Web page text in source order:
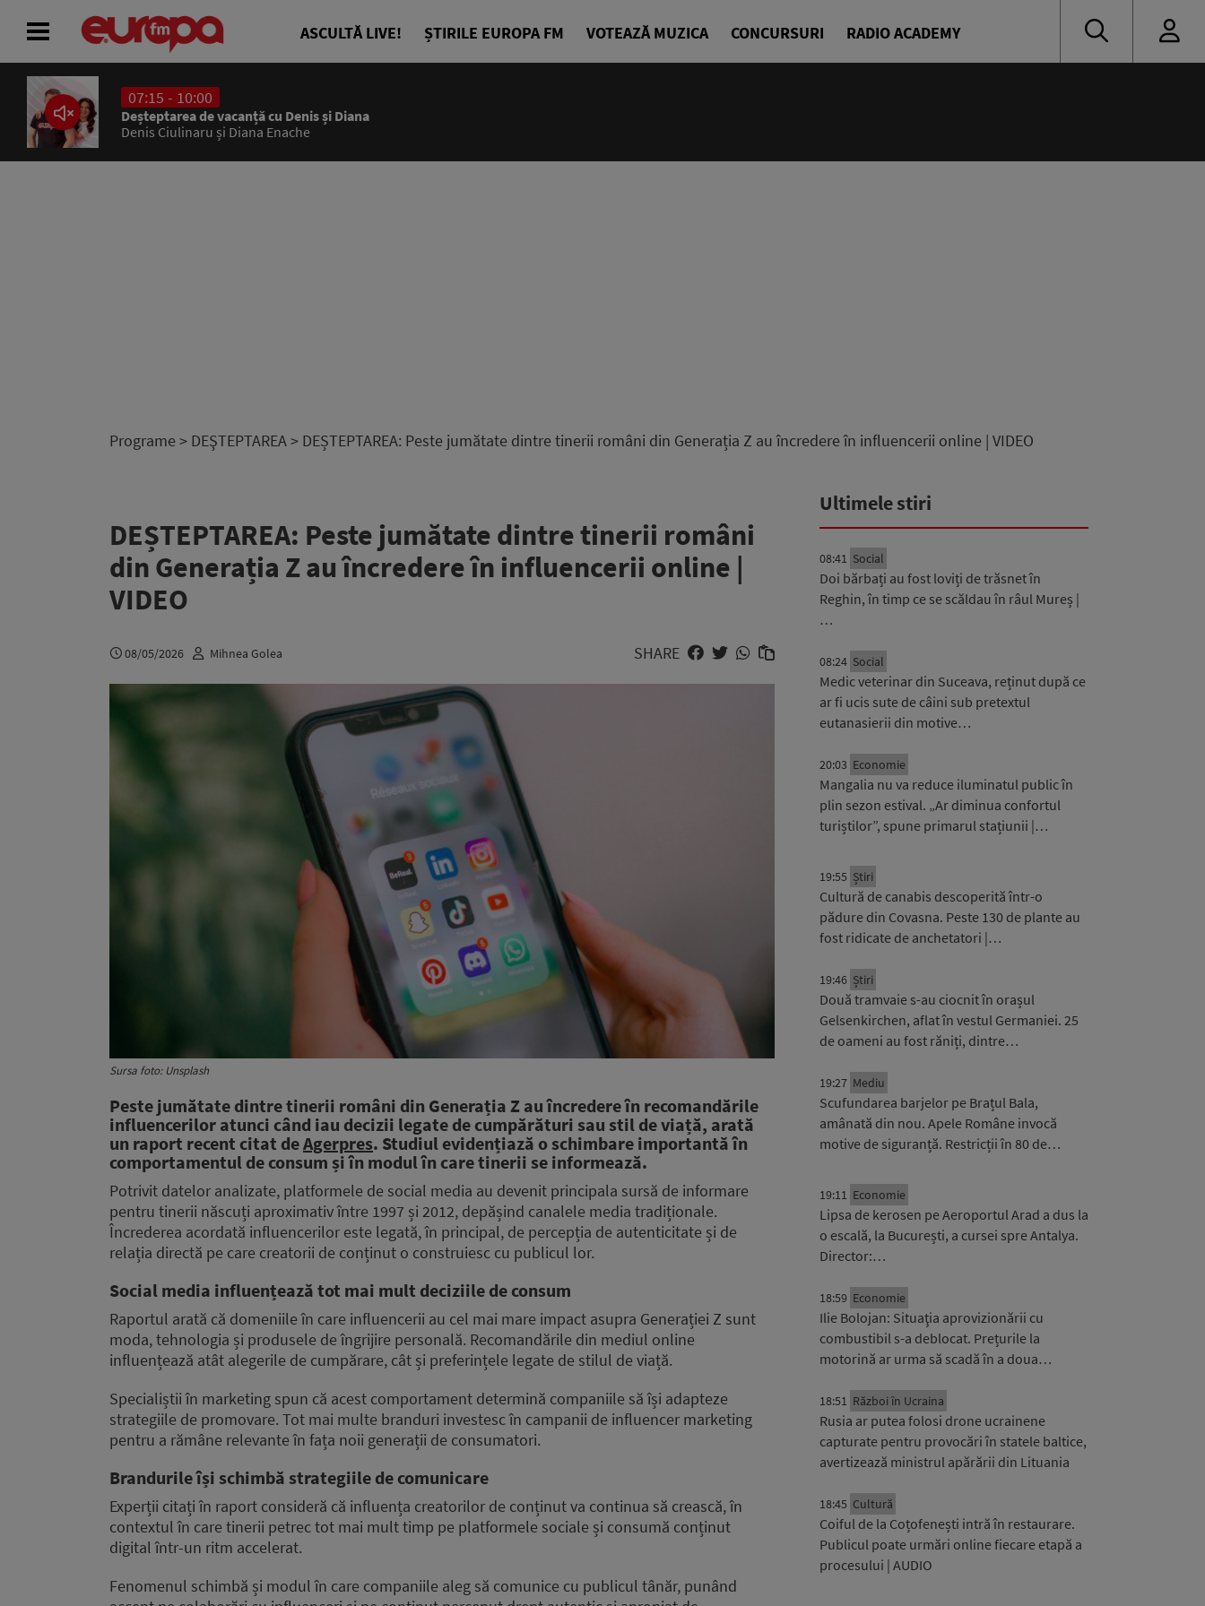
ASCULTĂ LIVE! ȘTIRILE EUROPA FM VOTEAZĂ MUZICA CONCURSURI RADIO ACADEMY
07:15 - 10:00
Deșteptarea de vacanță cu Denis și Diana
Denis Ciulinaru și Diana Enache
Programe > DEŞTEPTAREA> DEȘTEPTAREA: Peste jumătate dintre tinerii români din Generația Z au încredere în influencerii online | VIDEO
DEȘTEPTAREA: Peste jumătate dintre tinerii români
din Generația Z au încredere în influencerii online |
VIDEO
08/05/2026 Mihnea Golea SHARE
Sursa foto: Unsplash
Peste jumătate dintre tinerii români din Generația Z au încredere în recomandările
influencerilor atunci când iau decizii legate de cumpărături sau stil de viață, arată
un raport recent citat deAgerpres. Studiul evidențiază o schimbare importantă în
comportamentul de consum și în modul în care tinerii se informează.
Potrivit datelor analizate, platformele de social media au devenit principala sursă de informare
pentru tinerii născuți aproximativ între 1997 și 2012, depășind canalele media tradiționale.
Încrederea acordată influencerilor este legată, în principal, de percepția de autenticitate și de
relația directă pe care creatorii de conținut o construiesc cu publicul lor.
Social media influențează tot mai mult deciziile de consum
Raportul arată că domeniile în care influencerii au cel mai mare impact asupra Generației Z sunt
moda, tehnologia și produsele de îngrijire personală. Recomandările din mediul online
influențează atât alegerile de cumpărare, cât și preferințele legate de stilul de viață.
Specialiștii în marketing spun că acest comportament determină companiile să își adapteze
strategiile de promovare. Tot mai multe branduri investesc în campanii de influencer marketing
pentru a rămâne relevante în fața noii generații de consumatori.
Brandurile își schimbă strategiile de comunicare
Experții citați în raport consideră că influența creatorilor de conținut va continua să crească, în
contextul în care tinerii petrec tot mai mult timp pe platformele sociale și consumă conținut
digital într-un ritm accelerat.
Fenomenul schimbă și modul în care companiile aleg să comunice cu publicul tânăr, punând
Ultimele stiri
08:41 Social
Doi bărbați au fost loviți de trăsnet în
Reghin, în timp ce se scăldau în râul Mureș |
…
08:24 Social
Medic veterinar din Suceava, reținut după ce
ar fi ucis sute de câini sub pretextul
eutanasierii din motive…
20:03 Economie
Mangalia nu va reduce iluminatul public în
plin sezon estival. „Ar diminua confortul
turiștilor”, spune primarul stațiunii |…
19:55 Știri
Cultură de canabis descoperită într-o
pădure din Covasna. Peste 130 de plante au
fost ridicate de anchetatori |…
19:46 Știri
Două tramvaie s-au ciocnit în orașul
Gelsenkirchen, aflat în vestul Germaniei. 25
de oameni au fost răniți, dintre…
19:27 Mediu
Scufundarea barjelor pe Brațul Bala,
amânată din nou. Apele Române invocă
motive de siguranță. Restricții în 80 de…
19:11 Economie
Lipsa de kerosen pe Aeroportul Arad a dus la
o escală, la București, a cursei spre Antalya.
Director:…
18:59 Economie
Ilie Bolojan: Situaţia aprovizionării cu
combustibil s-a deblocat. Prețurile la
motorină ar urma să scadă în a doua…
18:51 Război în Ucraina
Rusia ar putea folosi drone ucrainene
capturate pentru provocări în statele baltice,
avertizează ministrul apărării din Lituania
18:45 Cultură
Coiful de la Coțofenești intră în restaurare.
Publicul poate urmări online fiecare etapă a
procesului | AUDIO
ACASĂ
ȘTIRI